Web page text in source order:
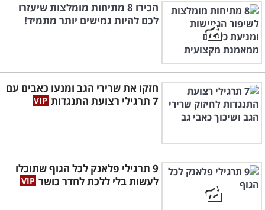
הכירו 8 מתיחות מומלצות שיעזרו
לכם להיות גמישים יותר מתמיד!
חזקו את שרירי הגב ומנעו כאבים עם
7 תרגילי רצועת התנגדות
9 תרגילי פלאנק לכל הגוף שתוכלו
לעשות בלי ללכת לחדר כושר